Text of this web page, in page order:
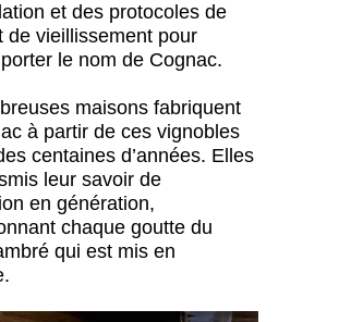
et des protocoles de
de vieillissement pour
le nom de Cognac.
maisons fabriquent
à partir de ces vignobles
centaines d’années. Elles
leur savoir de
en génération,
chaque goutte du
qui est mis en